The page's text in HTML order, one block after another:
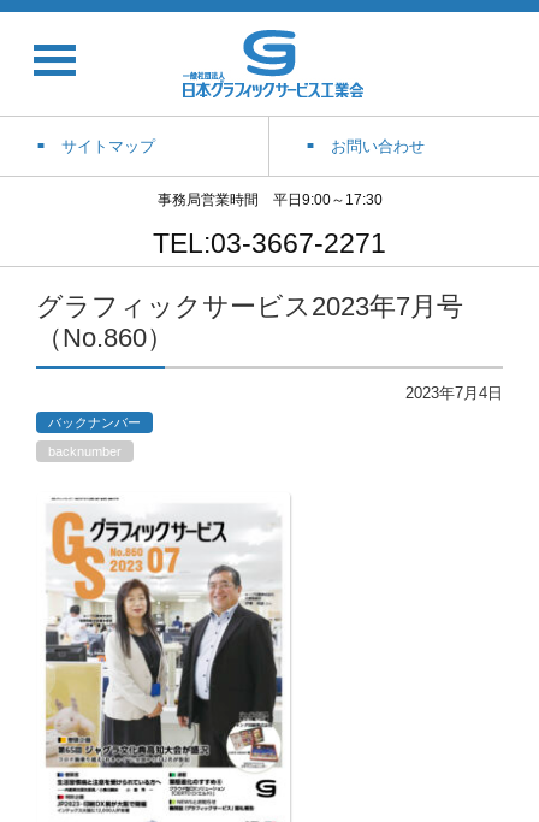
サイトマップ お問い合わせ
事務局営業時間 平日9:00～17:30
TEL:03-3667-2271
グラフィックサービス2023年7月号
（No.860）
2023年7月4日
バックナンバー
backnumber